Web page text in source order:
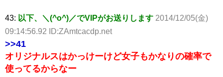
43: 以下、＼(^o^)／でVIPがお送りします 2014/12/05(金)
09:14:56.92 ID:ZAmtcacdp.net
>>41
オリジナルスはかっけーけど女子もかなりの確率で
使ってるからなー